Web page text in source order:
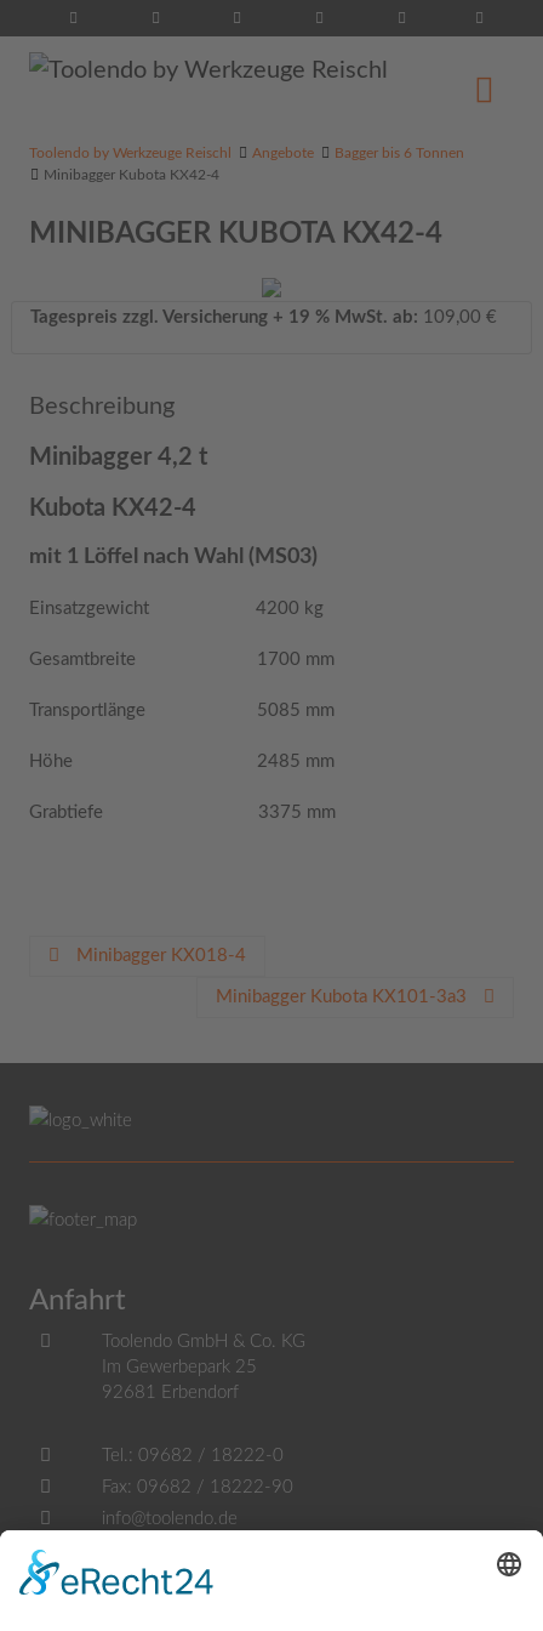
Suche...
Toolendo by Werkzeuge Reischl Angebote
Bagger bis 6 Tonnen
Minibagger Kubota KX42-4
MINIBAGGER KUBOTA KX42-4
Tagespreis zzgl. Versicherung + 19 % MwSt. ab: 109,00 €
Beschreibung
Minibagger 4,2 t
Kubota KX42-4
mit 1 Löffel nach Wahl (MS03)
Einsatzgewicht 4200 kg
Gesamtbreite 1700 mm
Transportlänge 5085 mm
Höhe 2485 mm
Grabtiefe 3375 mm
Beitragsnavigation
Minibagger KX018-4
Minibagger Kubota KX101-3a3
Anfahrt
Toolendo GmbH & Co. KG
Im Gewerbepark 25
92681 Erbendorf
Tel.: 09682 / 18222-0
Fax: 09682 / 18222-90
info@toolendo.de
Öffnungszeiten